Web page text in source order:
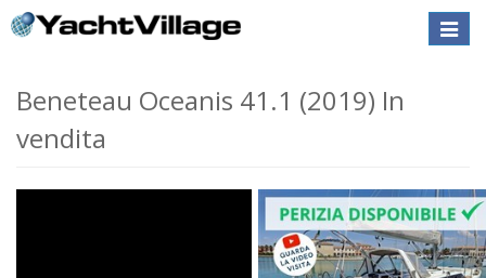
Toggle
Beneteau Oceanis 41.1 (2019) In
vendita